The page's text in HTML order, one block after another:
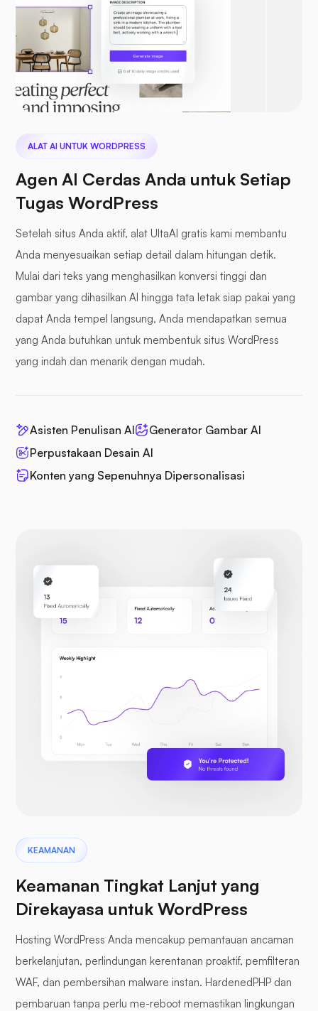
ALAT AI UNTUK WORDPRESS
Agen AI Cerdas Anda untuk Setiap
Tugas WordPress
Setelah situs Anda aktif, alat UltaAI gratis kami membantu
Anda menyesuaikan setiap detail dalam hitungan detik.
Mulai dari teks yang menghasilkan konversi tinggi dan
gambar yang dihasilkan AI hingga tata letak siap pakai yang
dapat Anda tempel langsung, Anda mendapatkan semua
yang Anda butuhkan untuk membentuk situs WordPress
yang indah dan menarik dengan mudah.
Asisten Penulisan AI
Generator Gambar AI
Perpustakaan Desain AI
Konten yang Sepenuhnya Dipersonalisasi
KEAMANAN
Keamanan Tingkat Lanjut yang
Direkayasa untuk WordPress
Hosting WordPress Anda mencakup pemantauan ancaman
berkelanjutan, perlindungan kerentanan proaktif, pemfilteran
WAF, dan pembersihan malware instan. HardenedPHP dan
pembaruan tanpa perlu me-reboot memastikan lingkungan